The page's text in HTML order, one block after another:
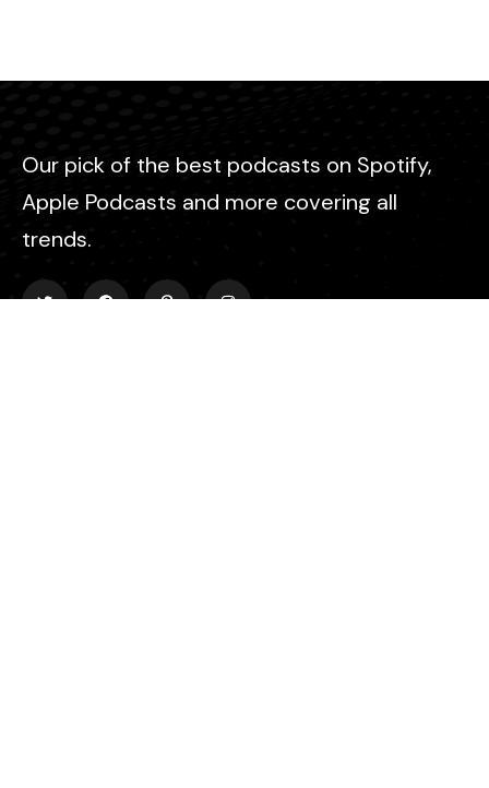
Our pick of the best podcasts on Spotify,
Apple Podcasts and more covering all
trends.